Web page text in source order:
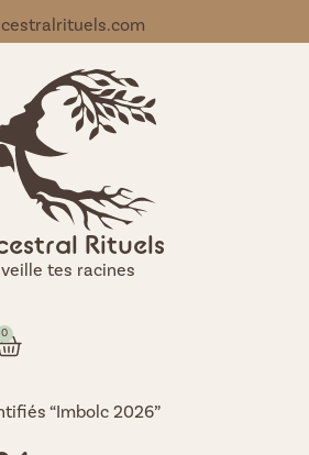
Rituels
tes racines
0
“Imbolc 2026”